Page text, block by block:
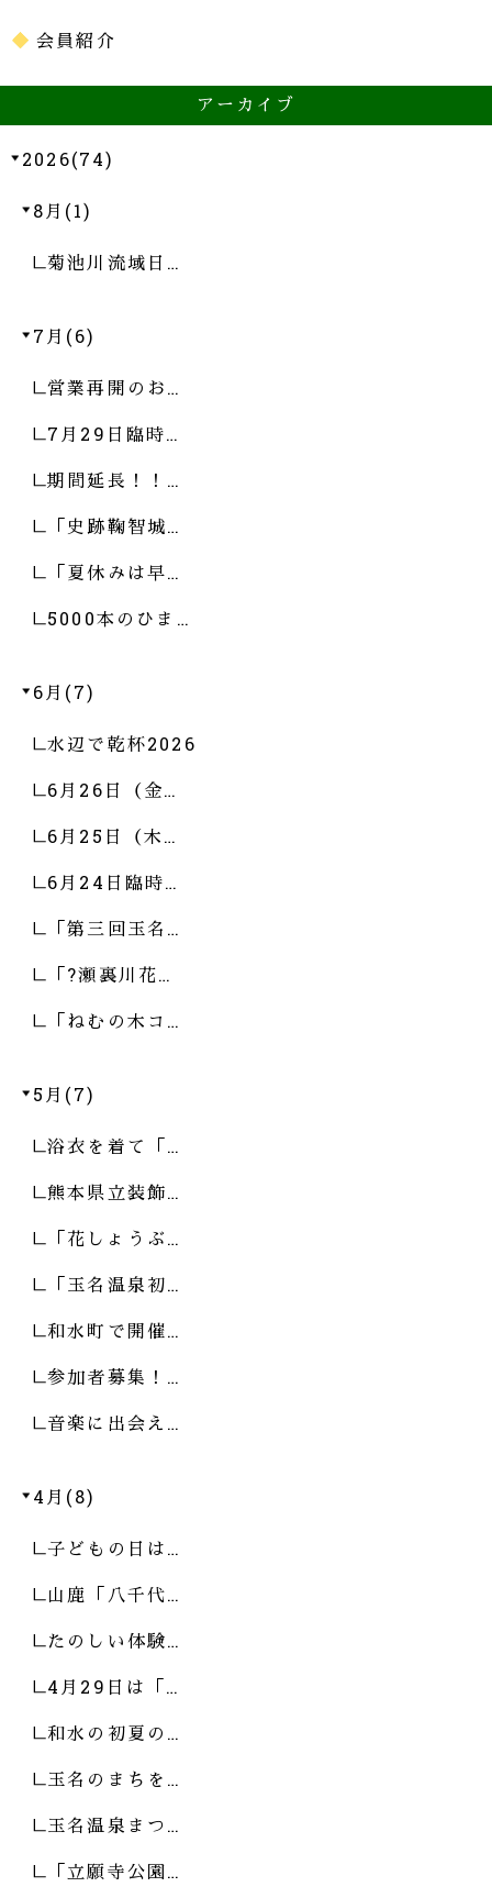
会員紹介
アーカイブ
2026(74)
8月(1)
菊池川流域日…
7月(6)
営業再開のお…
7月29日臨時…
期間延長！！…
「史跡鞠智城…
「夏休みは早…
5000本のひま…
6月(7)
水辺で乾杯2026
6月26日（金…
6月25日（木…
6月24日臨時…
「第三回玉名…
「?瀬裏川花…
「ねむの木コ…
5月(7)
浴衣を着て「…
熊本県立装飾…
「花しょうぶ…
「玉名温泉初…
和水町で開催…
参加者募集！…
音楽に出会え…
4月(8)
子どもの日は…
山鹿「八千代…
たのしい体験…
4月29日は「…
和水の初夏の…
玉名のまちを…
玉名温泉まつ…
「立願寺公園…